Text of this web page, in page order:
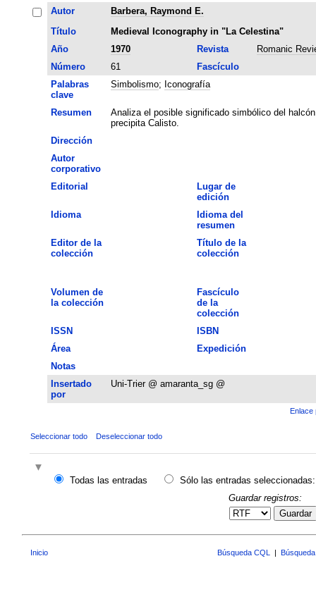
Autor
Barbera, Raymond E.
Título
Medieval Iconography in "La Celestina"
Año
1970 Revista
Romanic
Número
61
Fascículo
Palabras
clave
Simbolismo; Iconografía
Resumen
Analiza el posible significado simbólico del
precipita Calisto.
Dirección
Autor
corporativo
Editorial
Lugar de
edición
Idioma
Idioma del
resumen
Editor de la
colección
Título de la
colección
Volumen de
la colección
Fascículo
de la
colección
ISSN
ISBN
Área
Expedición
Notas
Insertado
por
Uni-Trier @ amaranta_sg @
Enlace
Seleccionar todo Deseleccionar todo
Todas las entradas
Sólo las entradas seleccionadas:
Guardar registros:
Guardar
Inicio Búsqueda CQL